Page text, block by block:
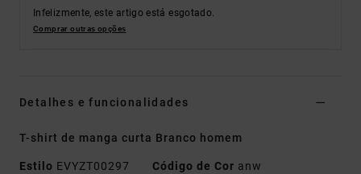
Infelizmente, este artigo está esgotado.
Comprar outras opções
Detalhes e funcionalidades
T-shirt de manga curta Branco homem
Estilo EVYZT00297 Código de Cor anw